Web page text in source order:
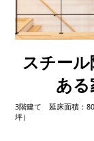
スチー
ある
3階建て 延床面積：
坪）